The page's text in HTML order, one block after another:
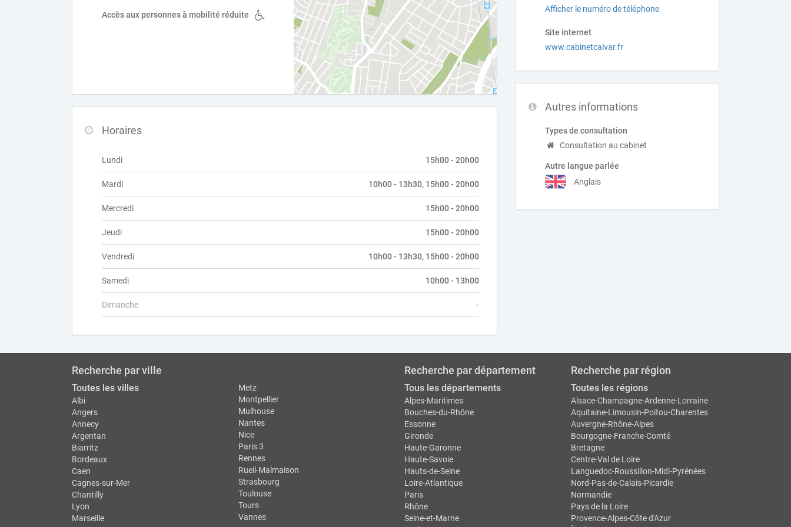
Afficher le numéro de téléphone
Site internet
www.cabinetcalvar.fr
Autres informations
Types de consultation
Consultation au cabinet
Autre langue parlée
Anglais
Accès aux personnes à mobilité réduite
Horaires
Lundi 15h00 - 20h00
Mardi 10h00 - 13h30, 15h00 - 20h00
Mercredi 15h00 - 20h00
Jeudi 15h00 - 20h00
Vendredi 10h00 - 13h30, 15h00 - 20h00
Samedi 10h00 - 13h00
Dimanche -
Recherche par ville
Toutes les villes
Albi
Angers
Annecy
Argentan
Biarritz
Bordeaux
Caen
Cagnes-sur-Mer
Chantilly
Lyon
Marseille
Metz
Montpellier
Mulhouse
Nantes
Nice
Paris 3
Rennes
Rueil-Malmaison
Strasbourg
Toulouse
Tours
Vannes
Recherche par département
Tous les départements
Alpes-Maritimes
Bouches-du-Rhône
Essonne
Gironde
Haute-Garonne
Haute-Savoie
Hauts-de-Seine
Loire-Atlantique
Paris
Rhône
Seine-et-Marne
Recherche par région
Toutes les régions
Alsace-Champagne-Ardenne-Lorraine
Aquitaine-Limousin-Poitou-Charentes
Auvergne-Rhône-Alpes
Bourgogne-Franche-Comté
Bretagne
Centre-Val de Loire
Languedoc-Roussillon-Midi-Pyrénées
Nord-Pas-de-Calais-Picardie
Normandie
Pays de la Loire
Provence-Alpes-Côte d'Azur